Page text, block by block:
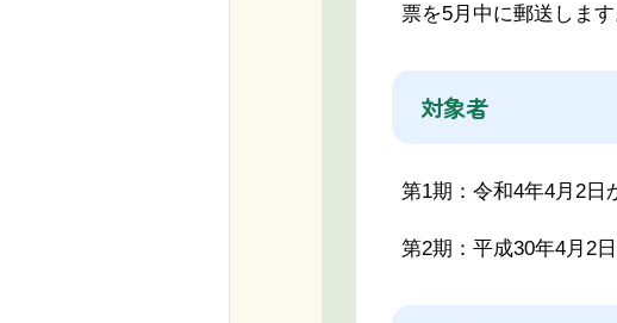
票を5月中に郵送しま
対象者
第1期： 令和4年4月2日
第2期： 平成30年4月2